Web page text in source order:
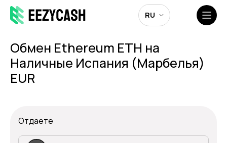
RU
Обмен Ethereum ETH на
Наличные Испания (Марбелья)
EUR
Отдаете